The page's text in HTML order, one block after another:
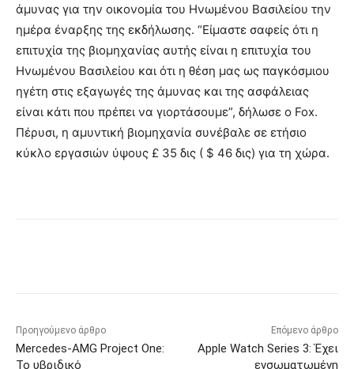
άμυνας για την οικονομία του Ηνωμένου Βασιλείου την
ημέρα έναρξης της εκδήλωσης. “Είμαστε σαφείς ότι η
επιτυχία της βιομηχανίας αυτής είναι η επιτυχία του
Ηνωμένου Βασιλείου και ότι η θέση μας ως παγκόσμιου
ηγέτη στις εξαγωγές της άμυνας και της ασφάλειας
είναι κάτι που πρέπει να γιορτάσουμε”, δήλωσε ο Fox.
Πέρυσι, η αμυντική βιομηχανία συνέβαλε σε ετήσιο
κύκλο εργασιών ύψους £ 35 δις ( $ 46 δις) για τη χώρα.
Προηγούμενο άρθρο
Mercedes-AMG Project One:
Το υβριδικό
Επόμενο άρθρο
Apple Watch Series 3: Έχει
ενσωματωμένη